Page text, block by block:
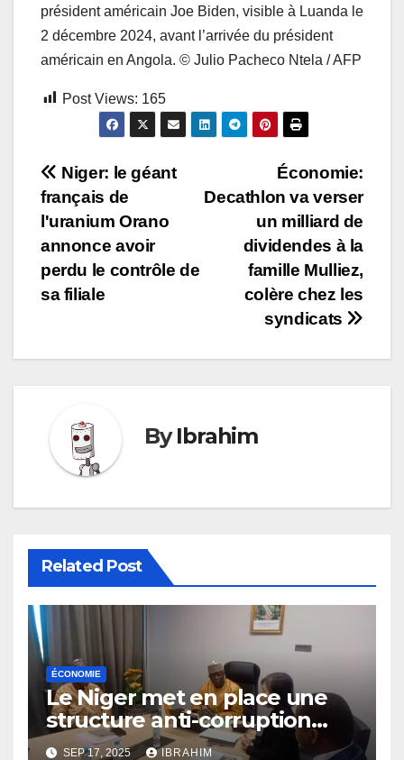
président américain Joe Biden, visible à Luanda le
2 décembre 2024, avant l’arrivée du président
américain en Angola. © Julio Pacheco Ntela / AFP
Post Views: 165
Navigation
de
l’article
Économie:
Decathlon va verser
un milliard de
dividendes à la
famille Mulliez,
colère chez les
syndicats
Niger: le géant
français de
l'uranium Orano
annonce avoir
perdu le contrôle de
sa filiale
ByIbrahim
Related Post
ÉCONOMIE
Le Niger met en place une
structure anti-corruption
grâce au soutien du FMI.
SEP 17, 2025 IBRAHIM